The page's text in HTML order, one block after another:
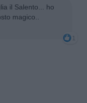
il Salento... ho
magico..
1